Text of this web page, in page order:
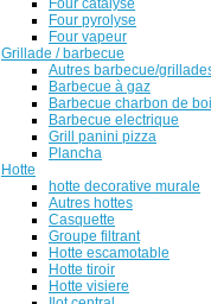
Four catalyse
Four pyrolyse
Four vapeur
Grillade / barbecue
Autres barbecue/
Barbecue à gaz
Barbecue charbon de
Barbecue electrique
Grill panini pizza
Plancha
Hotte
hotte decorative murale
Autres hottes
Casquette
Groupe filtrant
Hotte escamotable
Hotte tiroir
Hotte visiere